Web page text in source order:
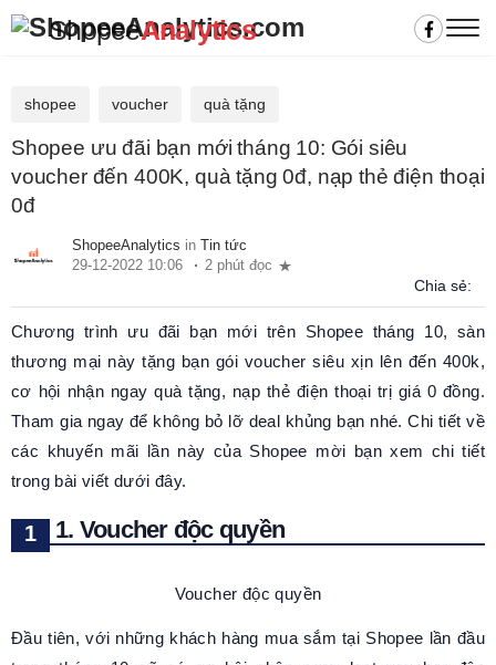
ShopeeAnalytics
shopee voucher quà tặng
Shopee ưu đãi bạn mới tháng 10: Gói siêu
voucher đến 400K, quà tặng 0đ, nạp thẻ điện thoại
0đ
ShopeeAnalytics in Tin tức
29-12-2022 10:06
2 phút đọc
Chia sẻ:
Chương trình ưu đãi bạn mới trên Shopee tháng 10, sàn
thương mại này tặng bạn gói voucher siêu xịn lên đến 400k,
cơ hội nhận ngay quà tặng, nạp thẻ điện thoại trị giá 0 đồng.
Tham gia ngay để không bỏ lỡ deal khủng bạn nhé. Chi tiết về
các khuyến mãi lần này của Shopee mời bạn xem chi tiết
trong bài viết dưới đây.
1. Voucher độc quyền
Voucher độc quyền
Đầu tiên, với những khách hàng mua sắm tại Shopee lần đầu